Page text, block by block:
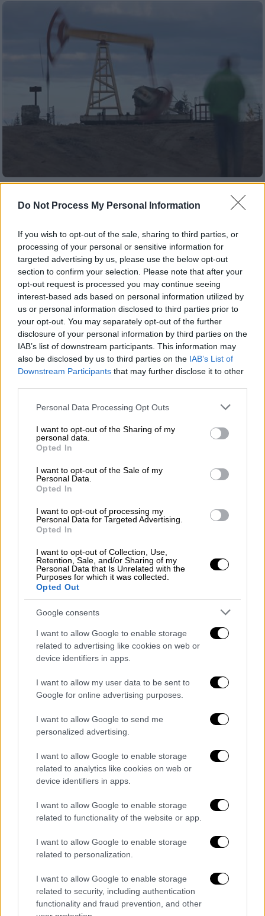
Do Not Process My Personal Information
If you wish to opt-out of the sale, sharing to third parties, or
processing of your personal or sensitive information for
targeted advertising by us, please use the below opt-out
section to confirm your selection. Please note that after your
opt-out request is processed you may continue seeing
interest-based ads based on personal information utilized by
us or personal information disclosed to third parties prior to
your opt-out. You may separately opt-out of the further
disclosure of your personal information by third parties on the
IAB’s list of downstream participants. This information may
also be disclosed by us to third parties on the IAB’s List of
Downstream Participants that may further disclose it to other
Please note that this website/app uses one or more Google
not limited to your visit or usage behaviour. You may click to
grant or deny consent to Google and its third-party tags to
use your data for below specified purposes in below Google
consent section.
Personal Data Processing Opt Outs
I want to opt-out of the Sharing of my
personal data.
Opted In
I want to opt-out of the Sale of my
Personal Data.
Opted In
I want to opt-out of processing my
Personal Data for Targeted Advertising.
Opted In
I want to opt-out of Collection, Use,
Retention, Sale, and/or Sharing of my
Personal Data that Is Unrelated with the
Purposes for which it was collected.
Opted Out
Google consents
I want to allow Google to enable storage
related to advertising like cookies on web or
device identifiers in apps.
I want to allow my user data to be sent to
Google for online advertising purposes.
I want to allow Google to send me
personalized advertising.
I want to allow Google to enable storage
related to analytics like cookies on web or
device identifiers in apps.
I want to allow Google to enable storage
related to functionality of the website or app.
I want to allow Google to enable storage
related to personalization.
I want to allow Google to enable storage
related to security, including authentication
functionality and fraud prevention, and other
Διχασμένη η Ευρώπη για το έκτακτο
«Πυρετός» διαβουλεύσεων για το
συμβούλιο της 26ης Ιουλίου
Ειδικοί αναλυτές εκτιμούν ότι θα πρέπει να
βρεθεί κοινή γραμμή στο συμβούλιο των
υπουργών ενέργειας στις 26 Ιουλίου αέριο
για να περιοριστούν και οι οικονομικές
επιπτώσεις
Ελλάδα|22.07.2022 22:21
«Κόκκινος» συναγερμός λόγω καύσωνα:
Μέτρα στα αστικά δάση - Το σχέδιο της
ΕΛ.ΑΣ.
Τα μέτρα που θα ληφθούν και η πρόγνωση
του Κλέαρχου Μαρουσάκη για τον καύσωνα
Κόσμος|22.07.2022 22:10
Συμφωνία Ρωσίας - Ουκρανίας για
σιτηρά: Απαντήσεις σε 7 βασικά
ερωτήματα - Ο ρόλος της ελληνικής